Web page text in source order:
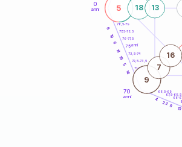
0
anni
70
anni 66-
67,5-68,5
68,5-69
71-72,5
72,5-73,5
73,5-74
76-77,5
77,5-78,5
78,5-79
13
8
22
4
14
5
19
14
6
19
6
5
9
18 13
7
16
75anni